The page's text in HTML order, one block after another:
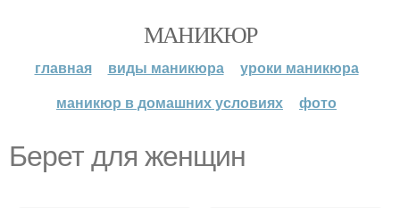
МАНИКЮР
главная виды маникюра
уроки маникюра
маникюр в домашних условиях
фото
Берет для женщин